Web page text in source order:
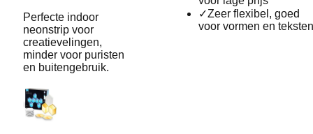
Perfecte indoor
neonstrip voor
creatievelingen,
minder voor puristen
en buitengebruik.
✓Zeer flexibel, goed
voor vormen en teksten